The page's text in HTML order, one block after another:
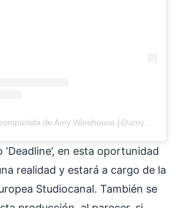
‘Deadline’, en esta oportunidad
realidad y estará a cargo de la
Studiocanal. También se